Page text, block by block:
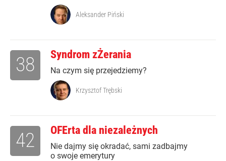
Aleksander Piński
Syndrom zŻerania
Na czym się przejedziemy?
38
Krzysztof Trębski
OFErta dla niezależnych
Nie dajmy się okradać, sami zadbajmy
o swoje emerytury
42